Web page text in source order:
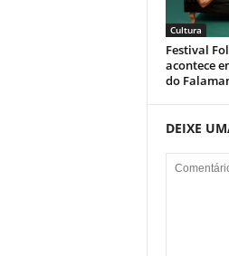
Cultura
Festival
acontece
do
DEIXE